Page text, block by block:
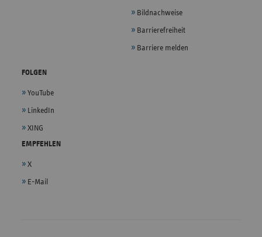
Bildnachweise
Barrierefreiheit
Barriere melden
FOLGEN
YouTube
LinkedIn
XING
EMPFEHLEN
X
E-Mail